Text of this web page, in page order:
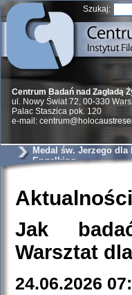
Szukaj:
Centrum Badań nad Zagładą
ul. Nowy Świat 72, 00-330
Palac Staszica pok. 120
e-mail:
Medal św. Jerzego dla
Engelking
Aktualności
Jak
Warsztat
24.06.2026